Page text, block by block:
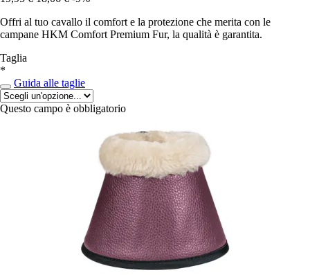
Offri al tuo cavallo il comfort e la protezione che merita con le
campane HKM Comfort Premium Fur, la qualità è garantita.
Taglia
*
Guida alle taglie
Questo campo è obbligatorio